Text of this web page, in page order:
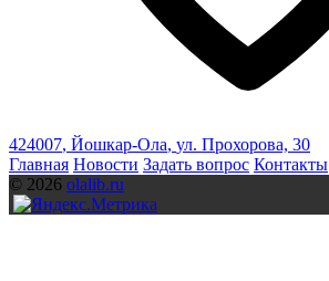
424007, Йошкар-Ола, ул. Прохорова, 30
Главная Новости Задать вопрос Контакты
© 2026 olalib.ru